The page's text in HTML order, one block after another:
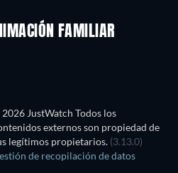
FAMILIAR
JustWatch Todos los
externos son propiedad de
legítimos propietarios. (3.13.0)
de recopilación de datos